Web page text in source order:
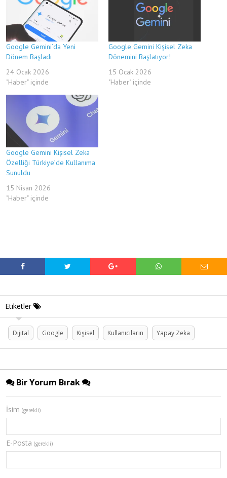
Google Gemini’da Yeni
Dönem Başladı
24 Ocak 2026
"Haber" içinde
Google Gemini Kişisel Zeka
Dönemini Başlatıyor!
15 Ocak 2026
"Haber" içinde
Google Gemini Kişisel Zeka
Özelliği Türkiye’de Kullanıma
Sunuldu
15 Nisan 2026
"Haber" içinde
Etiketler
Dijital Google Kişisel Kullanıcıların Yapay Zeka
Bir Yorum Bırak
İsim (gerekli)
E-Posta (gerekli)